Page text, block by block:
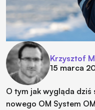
Krzysztof
15 marca
O tym jak wygląda
nowego OM System